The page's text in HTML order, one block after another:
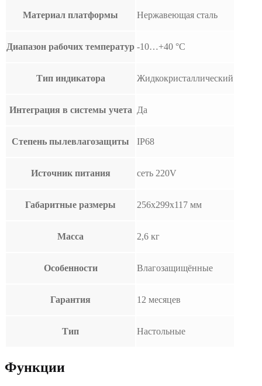
Материал платформы Нержавеющая сталь
Диапазон рабочих температур -10…+40 °С
Тип индикатора Жидкокристаллический
Интеграция в системы учета Да
Степень пылевлагозащиты IP68
Источник питания сеть 220V
Габаритные размеры 256х299х117 мм
Масса 2,6 кг
Особенности Влагозащищённые
Гарантия 12 месяцев
Тип Настольные
Функции